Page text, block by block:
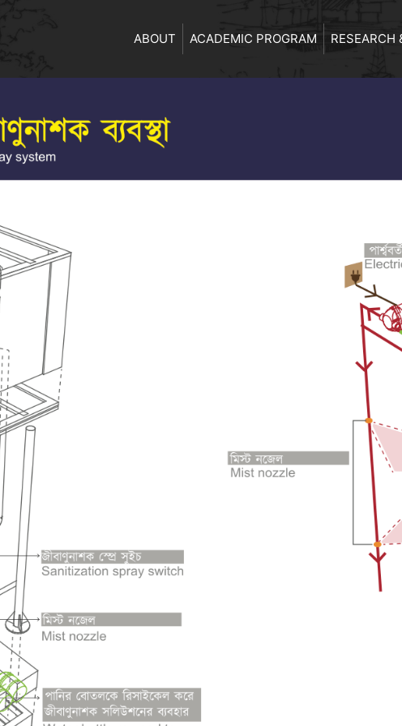
ABOUT ACADEMIC PROGRAM RESEARCH